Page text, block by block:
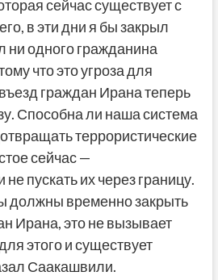
сейчас существует с
в эти дни я бы закрыл
ни одного гражданина
что это угроза для
граждан Ирана теперь
Способна ли наша система
террористические
сейчас —
пускать их через границу.
должны временно закрыть
Ирана, это не вызывает
этого и существует
Саакашвили.